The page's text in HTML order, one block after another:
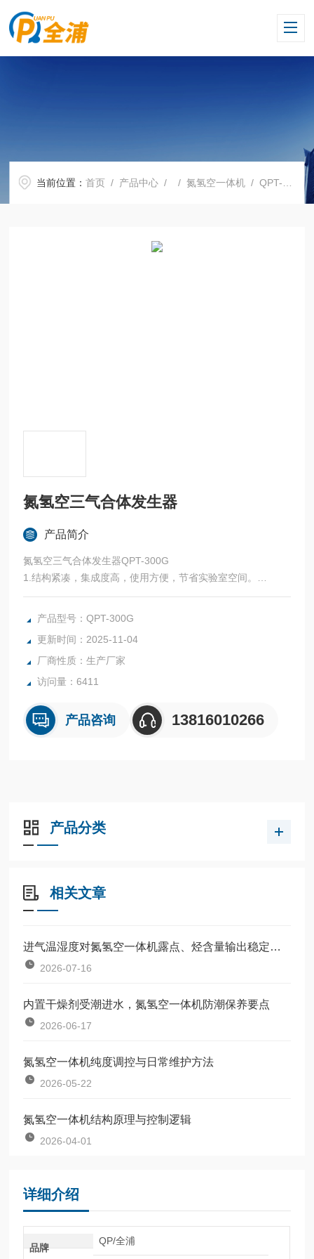
当前位置：首页 / 产品中心 / /氮氢空一体机 / QPT-300G氮氢空三气合体发生器
氮氢空三气合体发生器
产品简介
氮氢空三气合体发生器QPT-300G
1.结构紧凑，集成度高，使用方便，节省实验室空间。
2、不锈钢储气罐，安全可靠，可替代实验室钢瓶。
3、氢气部分：自动防返碱，流量自动跟踪，三级过滤。
5、空气部分：采用无油压缩机，不锈钢储气罐，二级稳压，
三级过滤高精度，自动排水*的保护措施。
产品型号：QPT-300G
更新时间：2025-11-04
厂商性质：生产厂家
访问量：6411
产品咨询 13816010266
产品分类
相关文章
进气温湿度对氮氢空一体机露点、烃含量输出稳定性的影响及补偿
2026-07-16
内置干燥剂受潮进水，氮氢空一体机防潮保养要点
2026-06-17
氮氢空一体机纯度调控与日常维护方法
2026-05-22
氮氢空一体机结构原理与控制逻辑
2026-04-01
详细介绍
品牌
QP/全浦